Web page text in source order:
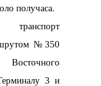
получаса.
№350
3 и